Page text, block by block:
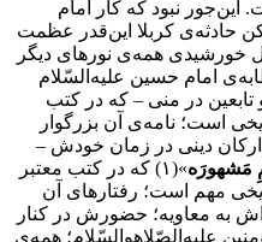
این‌جور نبود که کار امام
حادثه‌ی کربلا این‌قدر عظمت
خورشیدی همه‌ی نورهای دیگر
امام حسین علیه‌السّلام
در منی‌ – که در کتب
است؛ نامه‌ی آن بزرگوار
ارکان دینی در زمان خودش –
مَشهورَه
»(۱) که در کتب معتبر
مهم است؛ رفتارهای آن
به معاویه؛ حضورش در کنار
علیه‌الصّلاهوالسّلام؛ همه‌ی